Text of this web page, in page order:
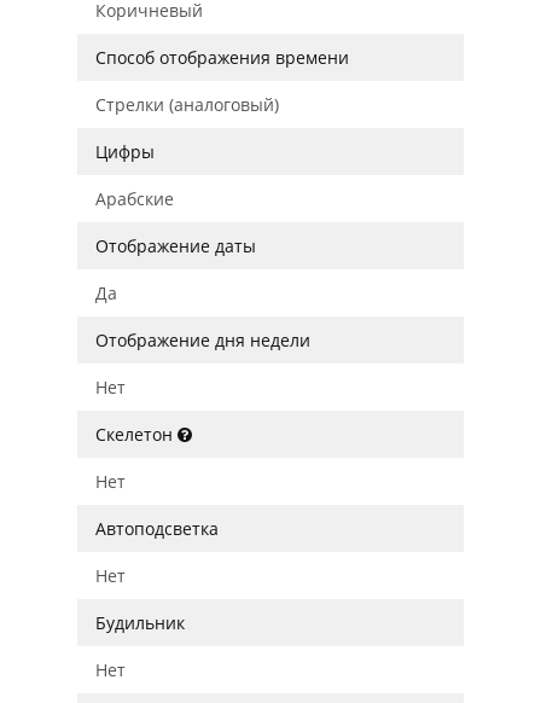
Коричневый
Способ отображения времени
Стрелки (аналоговый)
Цифры
Арабские
Отображение даты
Да
Отображение дня недели
Нет
Скелетон
Нет
Автоподсветка
Нет
Будильник
Нет